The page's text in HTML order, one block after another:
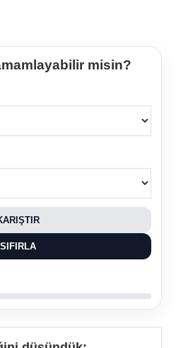
misin?
SIFIRLA